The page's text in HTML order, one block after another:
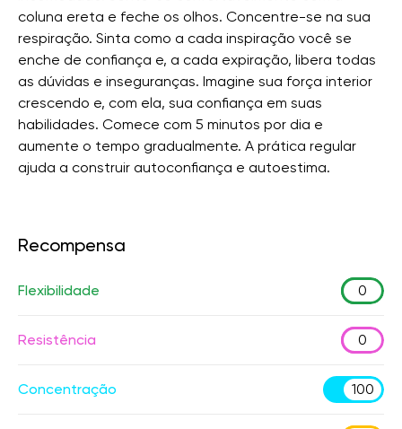
coluna ereta e feche os olhos. Concentre-se na sua
respiração. Sinta como a cada inspiração você se
enche de confiança e, a cada expiração, libera todas
as dúvidas e inseguranças. Imagine sua força interior
crescendo e, com ela, sua confiança em suas
habilidades. Comece com 5 minutos por dia e
aumente o tempo gradualmente. A prática regular
ajuda a construir autoconfiança e autoestima.
Recompensa
Flexibilidade 0
Resistência 0
Concentração 100